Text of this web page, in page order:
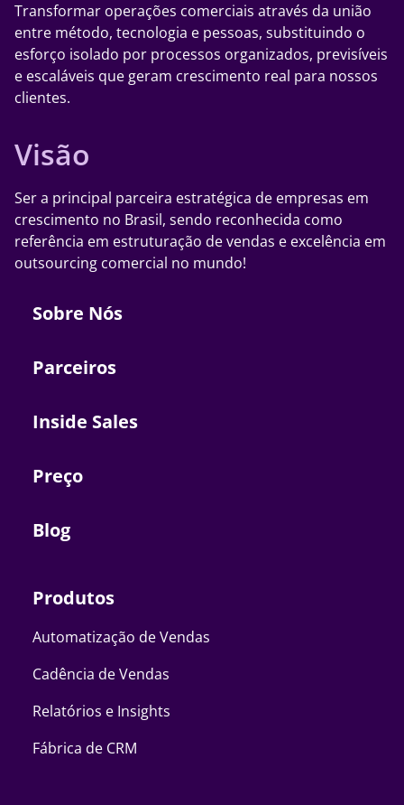
Transformar operações comerciais através da união
entre método, tecnologia e pessoas, substituindo o
esforço isolado por processos organizados, previsíveis
e escaláveis que geram crescimento real para nossos
clientes.
Visão
Ser a principal parceira estratégica de empresas em
crescimento no Brasil, sendo reconhecida como
referência em estruturação de vendas e excelência em
outsourcing comercial no mundo!
Sobre Nós
Parceiros
Inside Sales
Preço
Blog
Produtos
Automatização de Vendas
Cadência de Vendas
Relatórios e Insights
Fábrica de CRM